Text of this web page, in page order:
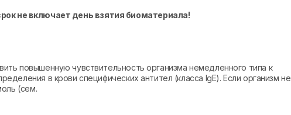
не включает день взятия биоматериала!
повышенную чувствительность организма немедленного типа к
в крови специфических антител (класса IgE). Если организм не
(сем.